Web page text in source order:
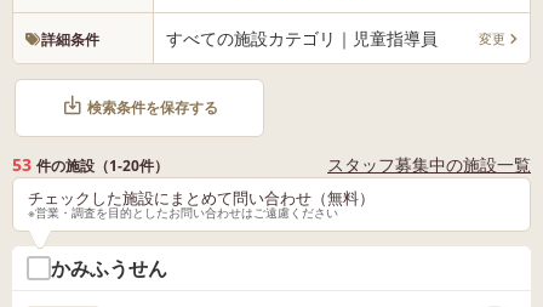
詳細条件 すべての施設カテゴリ｜児童指導員 変更
検索条件を保存する
53 件の施設（1-20件） スタッフ募集中の施設一覧
チェックした施設にまとめて問い合わせ（無料）
※営業・調査を目的としたお問い合わせはご遠慮ください
かみふうせん